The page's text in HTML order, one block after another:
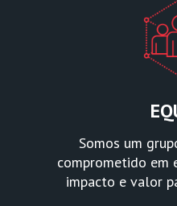
Somos um
comprometido em
impacto e valor